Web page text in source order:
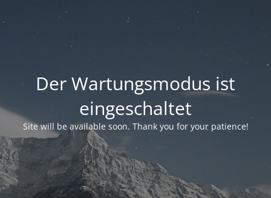
Der Wartungsmodus ist
eingeschaltet
Site will be available soon. Thank you for your patience!